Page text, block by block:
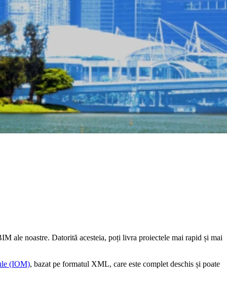
ale noastre. Datorită acesteia, poți livra proiectele mai rapid și mai
(IOM), bazat pe formatul XML, care este complet deschis și poate